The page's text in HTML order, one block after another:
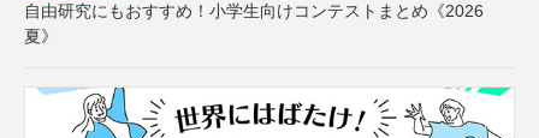
自由研究にもおすすめ！小学生向けコンテストまとめ《2026
夏》